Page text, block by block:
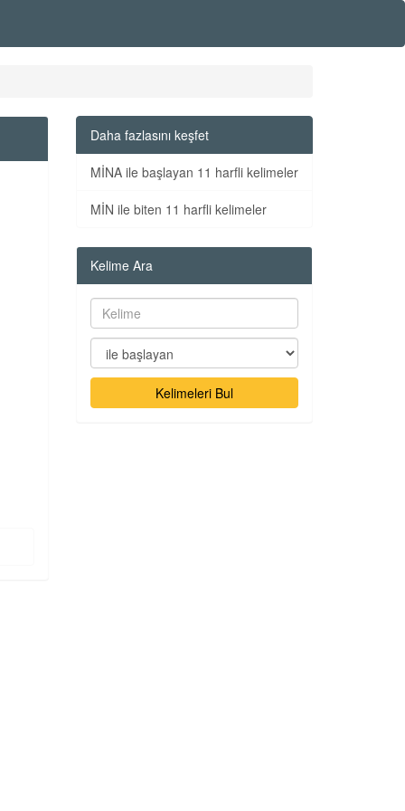
Daha fazlasını keşfet
MİNA ile başlayan 11 harfli kelimeler
MİN ile biten 11 harfli kelimeler
Kelime Ara
Kelimeleri Bul